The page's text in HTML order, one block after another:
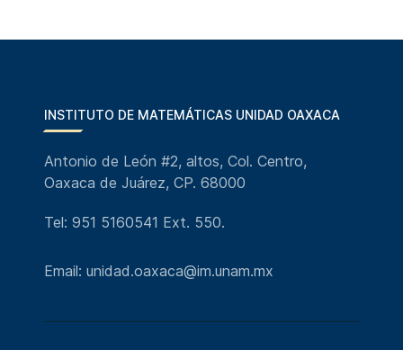
INSTITUTO DE MATEMÁTICAS UNIDAD OAXACA
Antonio de León #2, altos, Col. Centro,
Oaxaca de Juárez, CP. 68000
Tel: 951 5160541 Ext. 550.
Email: unidad.oaxaca@im.unam.mx